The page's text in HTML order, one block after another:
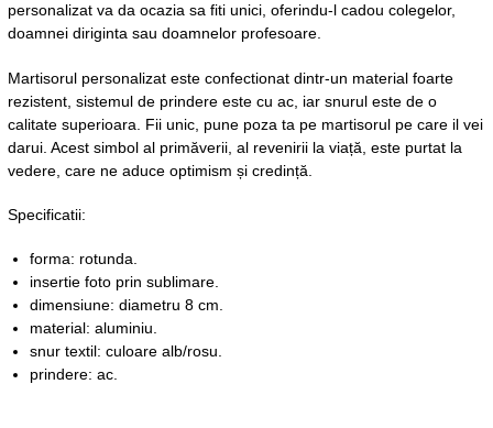
personalizat va da ocazia sa fiti unici, oferindu-l cadou colegelor,
doamnei diriginta sau doamnelor profesoare.
Martisorul personalizat este confectionat dintr-un material foarte
rezistent, sistemul de prindere este cu ac, iar snurul este de o
calitate superioara. Fii unic, pune poza ta pe martisorul pe care il vei
darui. Acest simbol al primăverii, al revenirii la viață, este purtat la
vedere, care ne aduce optimism și credință.
Specificatii:
forma: rotunda.
insertie foto prin sublimare.
dimensiune: diametru 8 cm.
material: aluminiu.
snur textil: culoare alb/rosu.
prindere: ac.